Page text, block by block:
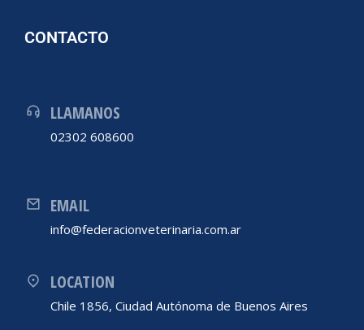
CONTACTO
LLAMANOS
02302 608600
EMAIL
info@federacionveterinaria.com.ar
LOCATION
Chile 1856, Ciudad Autónoma de Buenos Aires